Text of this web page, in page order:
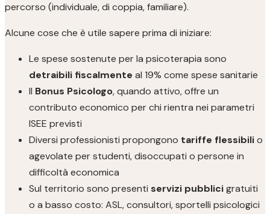
percorso (individuale, di coppia, familiare).
Alcune cose che è utile sapere prima di iniziare:
Le spese sostenute per la psicoterapia sono
detraibili fiscalmente al 19% come spese sanitarie
Il Bonus Psicologo, quando attivo, offre un
contributo economico per chi rientra nei parametri
ISEE previsti
Diversi professionisti propongono tariffe flessibilio
agevolate per studenti, disoccupati o persone in
difficoltà economica
Sul territorio sono presenti servizi pubblicigratuiti
o a basso costo: ASL, consultori, sportelli psicologici